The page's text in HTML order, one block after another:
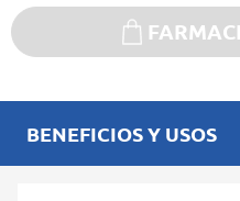
BENEFICIOS Y USOS